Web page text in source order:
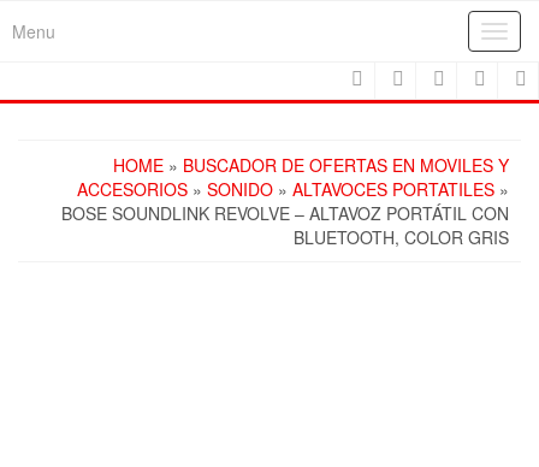
Menu
HOME » BUSCADOR DE OFERTAS EN MOVILES Y
ACCESORIOS » SONIDO » ALTAVOCES PORTATILES »
BOSE SOUNDLINK REVOLVE – ALTAVOZ PORTÁTIL CON
BLUETOOTH, COLOR GRIS